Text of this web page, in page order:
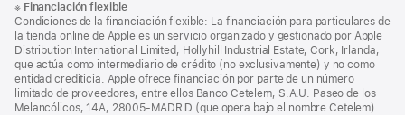
a
pie
de
página
al
pie
※ Financiación flexible
Condiciones de la financiación flexible: La financiación para particulares de
la tienda online de Apple es un servicio organizado y gestionado por Apple
Distribution International Limited, Hollyhill Industrial Estate, Cork, Irlanda,
que actúa como intermediario de crédito (no exclusivamente) y no como
entidad crediticia. Apple ofrece financiación por parte de un número
limitado de proveedores, entre ellos Banco Cetelem, S.A.U. Paseo de los
Melancólicos, 14A, 28005-MADRID (que opera bajo el nombre Cetelem).